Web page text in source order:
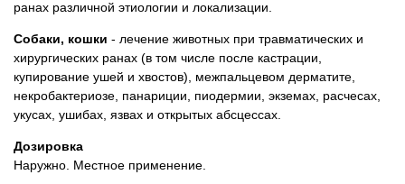
ранах различной этиологии и локализации.
Собаки, кошки - лечение животных при травматических и
хирургических ранах (в том числе после кастрации,
купирование ушей и хвостов), межпальцевом дерматите,
некробактериозе, панариции, пиодермии, экземах, расчесах,
укусах, ушибах, язвах и открытых абсцессах.
Дозировка
Наружно. Местное применение.